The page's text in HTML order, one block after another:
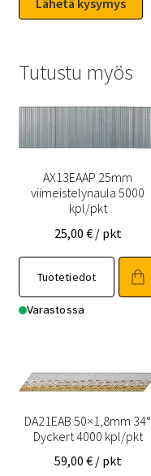
Tutustu myös
AX13EAAP 25mm
viimeistelynaula 5000
kpl/pkt
25,00 € / pkt
Tuotetiedot
Varastossa
DA21EAB 50×1,8mm 34°
Dyckert 4000 kpl/pkt
59,00 € / pkt